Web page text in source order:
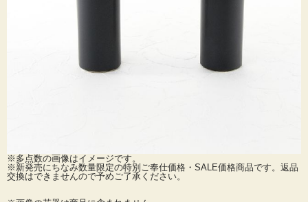
※多点数の画像はイメージです。
※新発売にちなみ数量限定の特別ご奉仕価格・SALE価格商品です。返品
交換はできませんので予めご了承ください。